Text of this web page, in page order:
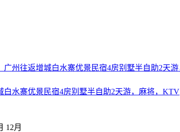
白水寨优景民宿4房别墅半自助2天游，麻将，KTV
12月